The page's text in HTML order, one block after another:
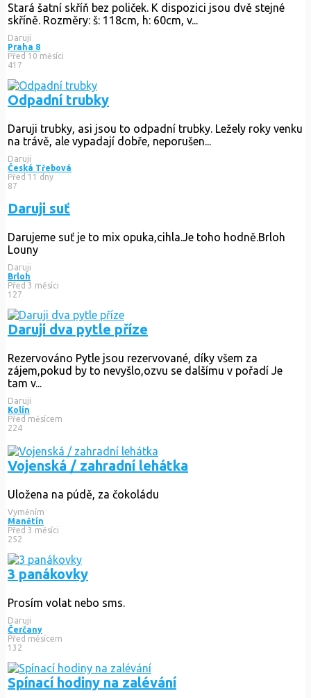
Stará šatní skříň bez poliček. K dispozici jsou dvě stejné
skříně. Rozměry: š: 118cm, h: 60cm, v...
Daruji
Praha 8
Před 10 měsíci
417
Odpadní trubky
Daruji trubky, asi jsou to odpadní trubky. Ležely roky venku
na trávě, ale vypadají dobře, neporušen...
Daruji
Česká Třebová
Před 11 dny
87
Daruji suť
Darujeme suť je to mix opuka,cihla.Je toho hodně.Brloh
Louny
Daruji
Brloh
Před 3 měsíci
127
Daruji dva pytle příze
Rezervováno Pytle jsou rezervované, díky všem za
zájem,pokud by to nevyšlo,ozvu se dalšímu v pořadí Je
tam v...
Daruji
Kolín
Před měsícem
224
Vojenská / zahradní lehátka
Uložena na púdě, za čokoládu
Vyměním
Manětín
Před 3 měsíci
252
3 panákovky
Prosím volat nebo sms.
Daruji
Čerčany
Před měsícem
132
Spínací hodiny na zalévání